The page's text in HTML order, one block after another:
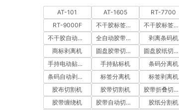
AT-101 AT-1605
RT-7700
RT-9000F
不干胶标签分离机
不干胶标签剥离机
不干胶自动剥离机
全自动胶带切割机
剥离条码机
商标剥离机
圆盘胶带切割机
圆盘胶纸切割机
手持电动贴标机
手持贴标机
条码分离机
条码自动剥离机
标签分离机
标签剥离机
胶布切割机
胶带切割机
胶带折叠切割机
胶带缠绕机
胶带自动切割机
胶纸分割机